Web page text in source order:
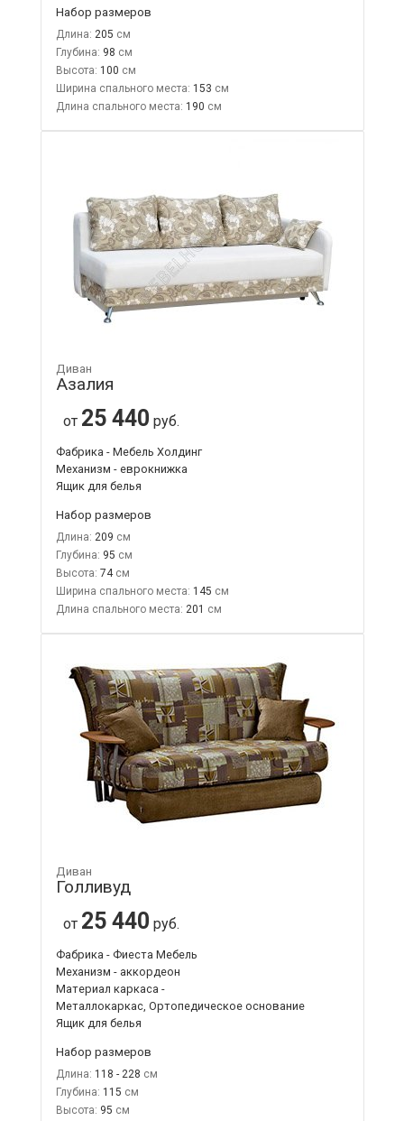
Набор размеров
Длина: 205
Глубина: 98
Высота: 100
Ширина спального места: 153
Длина спального места: 190
Диван
Азалия
от 25 440 руб.
Фабрика - Мебель Холдинг
Механизм - еврокнижка
Ящик для белья
Набор размеров
Длина: 209
Глубина: 95
Высота: 74
Ширина спального места: 145
Длина спального места: 201
Диван
Голливуд
от 25 440 руб.
Фабрика - Фиеста Мебель
Механизм - аккордеон
Материал каркаса -
Металлокаркас, Ортопедическое основание
Ящик для белья
Набор размеров
Длина: 118 - 228
Глубина: 115
Высота: 95